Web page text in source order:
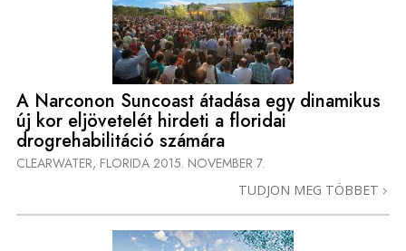
A Narconon Suncoast átadása egy dinamikus
új kor eljövetelét hirdeti a floridai
drogrehabilitáció számára
CLEARWATER, FLORIDA 2015. NOVEMBER 7.
TUDJON MEG TÖBBET